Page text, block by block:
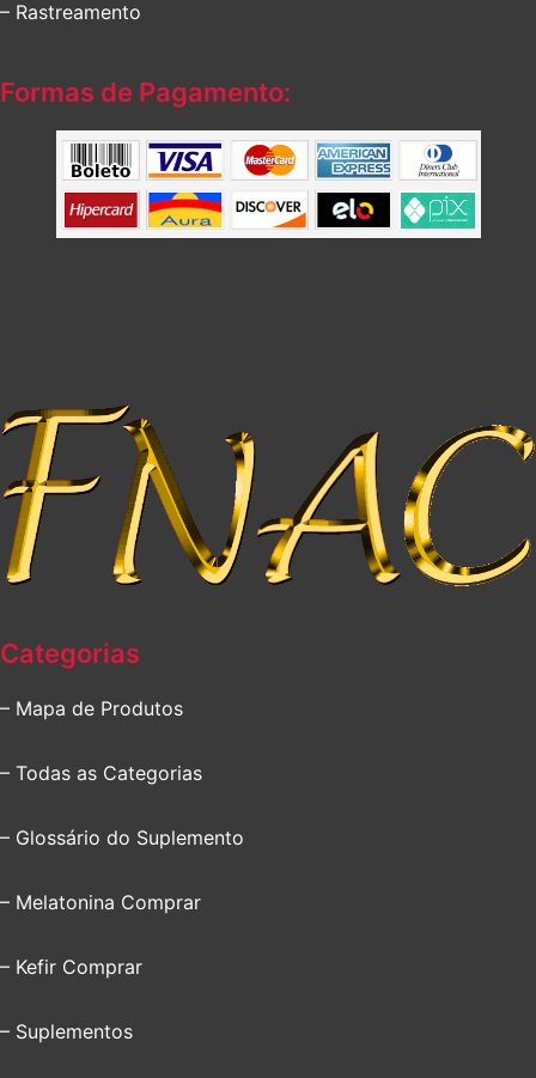
– Rastreamento
Formas de Pagamento:
Categorias
– Mapa de Produtos
– Todas as Categorias
– Glossário do Suplemento
– Melatonina Comprar
– Kefir Comprar
– Suplementos